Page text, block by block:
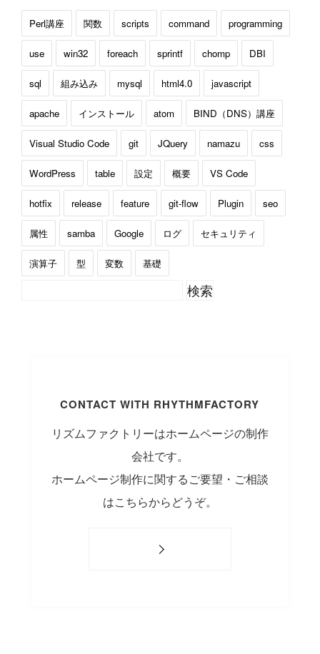
Perl講座 関数 scripts command programming
use win32 foreach sprintf chomp DBI
sql 組み込み mysql html4.0 javascript
apache インストール atom BIND（DNS）講座
Visual Studio Code git JQuery namazu css
WordPress table 設定 概要 VS Code
hotfix release feature git-flow Plugin seo
属性 samba Google ログ セキュリティ
演算子 型 変数 基礎
CONTACT WITH RHYTHMFACTORY
リズムファクトリーはホームページの制作
会社です。
ホームページ制作に関するご要望・ご相談
はこちらからどうぞ。